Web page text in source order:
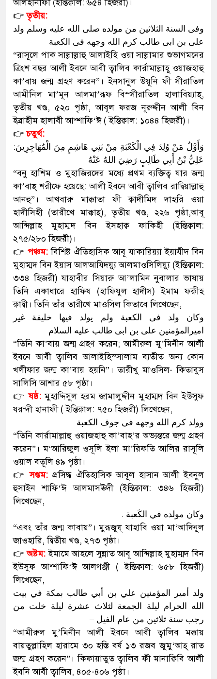
আলহানাফী (ইন্তিক্বাল: ৬৫৪ হিজরী)।
👉তৃতীয়:
وفی السنة الثلاثین من مولده صلی الله علیه وسلم ولد
علی بن ابی طالب کرم الله وجهه فی الکعبة
“রাসূলে পাক সাল্লাল্লাহু আলাইহি ওয়া সাল্লামার শুভাগমনের
ত্রিংশ বছর আলী ইবনে আবী ত্বালিব কার্রামাল্লাহূ ওয়াজহাহু
কা’বায় জন্ম গ্রহণ করেন”। ইনসানুল উয়ূনি ফী সীরাতিল
আমীনিল মা’মূন আলমা’রূফ বিস্সীরাতিল হালাবিয়্যাহ্,
তৃতীয় খণ্ড, ৫২০ পৃষ্ঠা, আবূল ফরজ নূরুদ্দীন আলী বিন
ইব্রাহীম হালাবী আশ্শাফি‘ঈ ( ইন্তিক্বাল: ১০৪৪ হিজরী)।
👉চতুর্থ:
وَأَوَّلُ مَنْ وُلِدَ فِي الْكَعْبَةِ مِنْ بَنِي هَاشِمٍ مِنَ الْمُهَاجِرِينَ:
عَلِيُّ بْنُ أَبِي طَالِبٍ رَضِيَ اللهُ عَنْهُ
“বনু হাশিম ও মুহাজিরদের মধ্যে প্রথম ব্যক্তিত্ব যার জন্ম
কা’বাহ্ শরীফে হয়েছে: আলী ইবনে আবী ত্বালিব রাদ্বিয়াল্লাহু
আনহু”। আখবারু মাক্কাতা ফী ক্বাদীমিদ দাহরি ওয়া
হাদীসিহী (তারীখে মাক্কাহ্), তৃতীয় খণ্ড, ২২৬ পৃষ্ঠা,আবূ
আব্দিল্লাহ মুহাম্মদ বিন ইসহাক্ব ফাকিহী (ইন্তিক্বাল:
২৭৫/২৮০ হিজরী)।
👉 পঞ্চম: বিশিষ্ট ঐতিহাসিক আবূ যাকারিয়্যা ইয়াযীদ বিন
মুহাম্মদ বিন ইয়াস আলআয্দিয়্যু আলমাওসিলিয়্যু (ইন্তিক্বাল:
৩৩৪ হিজরী) যাহাবীর সিয়ারু আ’লামিন নুবালার ভাষায়
তিনি একাধারে হাফিয (হাফিযুল হাদীস) ইমাম ফক্বীহ
ক্বাদ্বী। তিনি তাঁর তারীখে মাওসিল কিতাবে লিখেছেন,
وکان ولد فی الکعبة ولم یولد فیها خلیفة غیر
امیرالمؤمنین علی بن ابی طالب علیه السلام
“তিনি কা’বায় জন্ম গ্রহণ করেন; আমীরুল মু’মিনীন আলী
ইবনে আবী ত্বালিব আলাইহিস্সালাম ব্যতীত অন্য কোন
খলীফার জন্ম কা’বায় হয়নি”। তারীখু মাওসিল- কিতাবুস
সালিসি আশার ৫৮ পৃষ্ঠা।
👉ষষ্ঠ: মুহাদ্দিসুল হরম জামালুদ্দীন মুহাম্মদ বিন ইউসুফ
যরন্দী হানাফী ( ইন্তিক্বাল: ৭৫০ হিজরী) লিখেছেন,
وولد کرم الله وجهه في جوف الکعبة
“তিনি কার্রামাল্লাহু ওয়াজহাহু কা’বাহ’র অভ্যন্তরে জন্ম গ্রহণ
করেন”। ম‘আরিজুল ওসূলি ইলা মা’রিফতি আলির রাসূলি
ওয়াল বতূলি ৪৯ পৃষ্ঠা।
👉সপ্তম: প্রসিদ্ধ ঐতিহাসিক আবূল হাসান আলী ইবনুল
হুসাইন শাফি‘ঈ আলমাসঊদী (ইন্তিক্বাল: ৩৪৬ হিজরী)
লিখেছেন,
وكان مولده في الكَعبة .
“এবং তাঁর জন্ম কাবায়”। মুরূজুয্ যাহাবি ওয়া মা‘আদিনুল
জাওহারি, দ্বিতীয় খণ্ড, ২৭৩ পৃষ্ঠা।
👉অষ্টম: ইমামে আহলে সুন্নাত আবূ আব্দিল্লাহ মুহাম্মদ বিন
ইউসুফ আশ্শাফি‘ঈ আলগঞ্জী ( ইন্তিক্বাল: ৬৫৮ হিজরী)
লিখেছেন,
ولد أمير المؤمنين علي بن أبي طالب بمكة في بيت
الله الحرام ليلة الجمعة لثلاث عشرة ليلة خلت من
رجب سنة ثلاثين من عام الفيل –
“আমীরুল মু’মিনীন আলী ইবনে আবী ত্বালিব মক্কায়
বায়তুল্লাহিল হারামে ৩০ হস্তি বর্ষ ১৩ রজব জুমু‘আহ্ রাত
জন্ম গ্রহণ করেন”। কিফায়াতুত ত্বালিব ফী মানাক্বিবি আলী
ইবনি আবী ত্বালিব, ৪০৫-৪০৬ পৃষ্ঠা।